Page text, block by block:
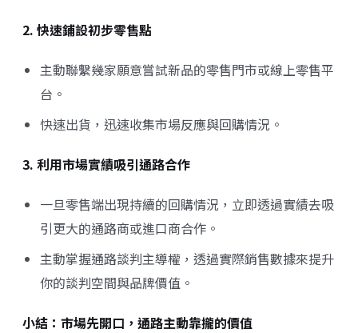
2. 快速鋪設初步零售點
主動聯繫幾家願意嘗試新品的零售門市或線上零售平
台。
快速出貨，迅速收集市場反應與回購情況。
3. 利用市場實績吸引通路合作
一旦零售端出現持續的回購情況，立即透過實績去吸
引更大的通路商或進口商合作。
主動掌握通路談判主導權，透過實際銷售數據來提升
你的談判空間與品牌價值。
小結：市場先開口，通路主動靠攏的價值